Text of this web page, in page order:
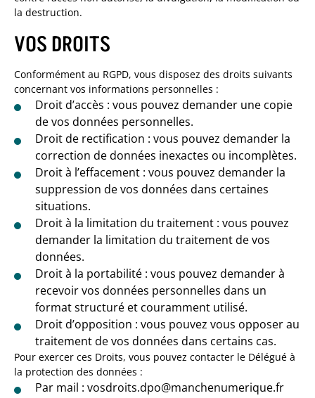
la destruction.
VOS DROITS
Conformément au RGPD, vous disposez des droits suivants
concernant vos informations personnelles :
Droit d’accès : vous pouvez demander une copie
de vos données personnelles.
Droit de rectification : vous pouvez demander la
correction de données inexactes ou incomplètes.
Droit à l’effacement : vous pouvez demander la
suppression de vos données dans certaines
situations.
Droit à la limitation du traitement : vous pouvez
demander la limitation du traitement de vos
données.
Droit à la portabilité : vous pouvez demander à
recevoir vos données personnelles dans un
format structuré et couramment utilisé.
Droit d’opposition : vous pouvez vous opposer au
traitement de vos données dans certains cas.
Pour exercer ces Droits, vous pouvez contacter le Délégué à
la protection des données :
Par mail : vosdroits.dpo@manchenumerique.fr